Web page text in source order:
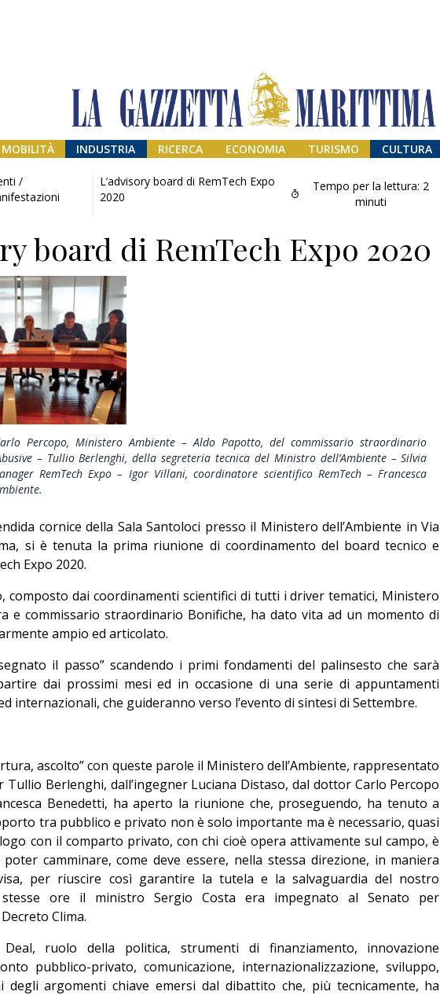
MOBILITÀ INDUSTRIA RICERCA ECONOMIA TURISMO CULTURA
/
L’advisory board di RemTech Expo
2020
Tempo per la lettura: 2
minuti
board di RemTech Expo 2020
Percopo, Ministero Ambiente – Aldo Papotto, del commissario straordinario
– Tullio Berlenghi, della segreteria tecnica del Ministro dell’Ambiente – Silvia
RemTech Expo – Igor Villani, coordinatore scientifico RemTech – Francesca
cornice della Sala Santoloci presso il Ministero dell’Ambiente in Via
si è tenuta la prima riunione di coordinamento del board tecnico e
Expo 2020.
composto dai coordinamenti scientifici di tutti i driver tematici, Ministero
e commissario straordinario Bonifiche, ha dato vita ad un momento di
ampio ed articolato.
il passo” scandendo i primi fondamenti del palinsesto che sarà
dai prossimi mesi ed in occasione di una serie di appuntamenti
internazionali, che guideranno verso l’evento di sintesi di Settembre.
ascolto” con queste parole il Ministero dell’Ambiente, rappresentato
Berlenghi, dall’ingegner Luciana Distaso, dal dottor Carlo Percopo
Benedetti, ha aperto la riunione che, proseguendo, ha tenuto a
tra pubblico e privato non è solo importante ma è necessario, quasi
con il comparto privato, con chi cioè opera attivamente sul campo, è
camminare, come deve essere, nella stessa direzione, in maniera
per riuscire così garantire la tutela e la salvaguardia del nostro
ore il ministro Sergio Costa era impegnato al Senato per
Clima.
Deal, ruolo della politica, strumenti di finanziamento, innovazione
pubblico-privato, comunicazione, internazionalizzazione, sviluppo,
degli argomenti chiave emersi dal dibattito che, più tecnicamente, ha